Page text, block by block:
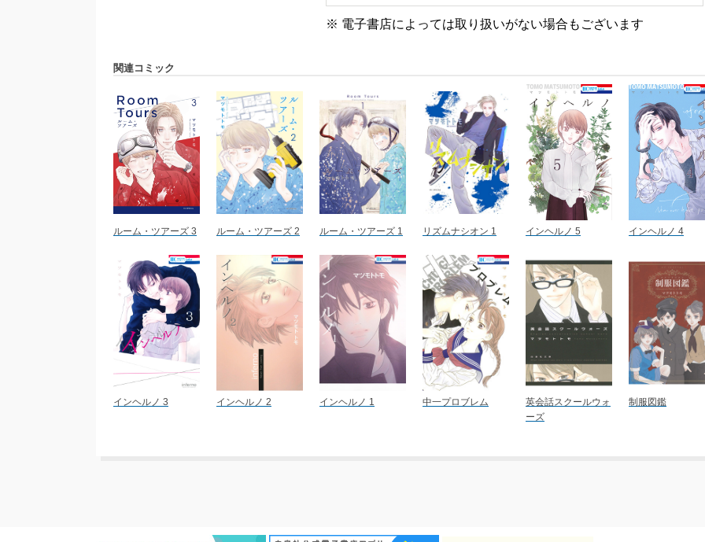
※ 電子書店によっては取り扱いがない場合もございます
関連コミック
ルーム・ツアーズ 3 ルーム・ツアーズ 2 ルーム・ツアーズ 1 リズムナシオン 1 インヘルノ 5 インヘルノ 4
インヘルノ 3 インヘルノ 2 インヘルノ 1 中一プロブレム
英会話スクールウォ
ーズ
制服図鑑